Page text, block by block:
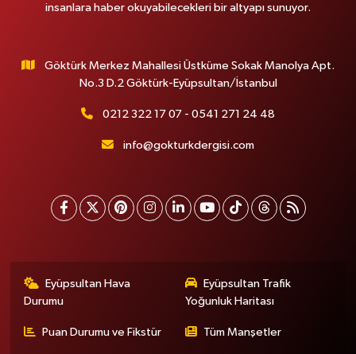
insanlara haber okuyabilecekleri bir altyapı sunuyor.
Göktürk Merkez Mahallesi Üstküme Sokak Manolya Apt.
No.3 D.2 Göktürk-Eyüpsultan/İstanbul
0212 322 17 07 - 0541 271 24 48
info@gokturkdergisi.com
Eyüpsultan Hava
Durumu
Eyüpsultan Trafik
Yoğunluk Haritası
Puan Durumu ve Fikstür Tüm Manşetler